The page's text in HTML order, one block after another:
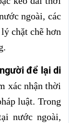
ngoài, các
chặt chẽ hơn
để lại di
xác nhận thời
luật. Trong
nước ngoài,